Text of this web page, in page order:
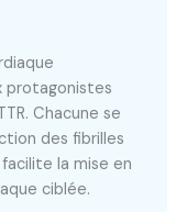
protagonistes
Chacune se
des fibrilles
la mise en
ciblée.